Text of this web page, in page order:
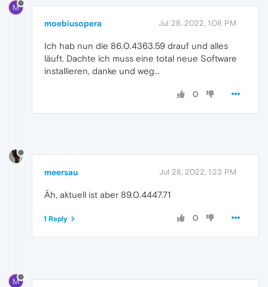
M
moebiusopera Jul 28, 2022, 1:08 PM
Ich hab nun die 86.0.4363.59 drauf und alles
läuft. Dachte ich muss eine total neue Software
installieren, danke und weg...
0
meersau Jul 28, 2022, 1:23 PM
Äh, aktuell ist aber 89.0.4447.71
0
1 Reply
M